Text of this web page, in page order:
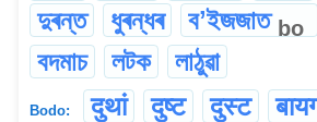
দুৰন্ত
ধুৰন্ধৰ বʼইজজাত bo
বদমাচ
লটক লাঠুৱা
Bodo: दुथां दुष्ट दुस्ट